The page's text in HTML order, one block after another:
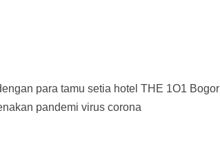
para tamu setia hotel THE 1O1 Bogor
pandemi virus corona